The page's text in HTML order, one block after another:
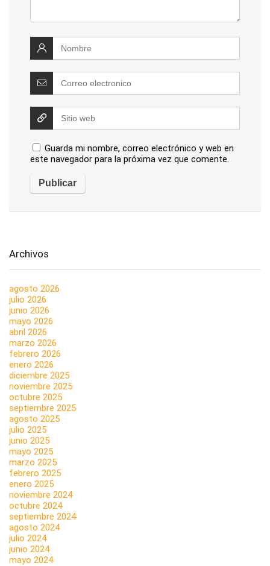
Guarda mi nombre, correo electrónico y web en
este navegador para la próxima vez que comente.
Archivos
agosto 2026
julio 2026
junio 2026
mayo 2026
abril 2026
marzo 2026
febrero 2026
enero 2026
diciembre 2025
noviembre 2025
octubre 2025
septiembre 2025
agosto 2025
julio 2025
junio 2025
mayo 2025
marzo 2025
febrero 2025
enero 2025
noviembre 2024
octubre 2024
septiembre 2024
agosto 2024
julio 2024
junio 2024
mayo 2024